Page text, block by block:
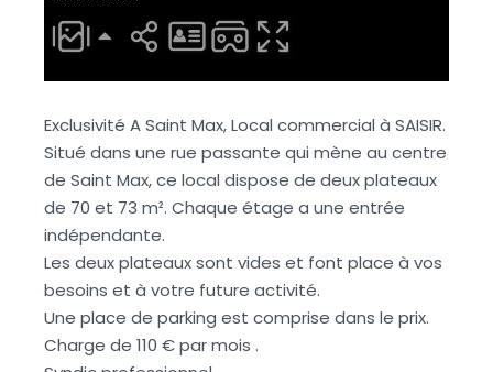
Exclusivité A Saint Max, Local commercial à SAISIR.
Situé dans une rue passante qui mène au centre
de Saint Max, ce local dispose de deux plateaux
de 70 et 73 m². Chaque étage a une entrée
indépendante.
Les deux plateaux sont vides et font place à vos
besoins et à votre future activité.
Une place de parking est comprise dans le prix.
Charge de 110 € par mois .